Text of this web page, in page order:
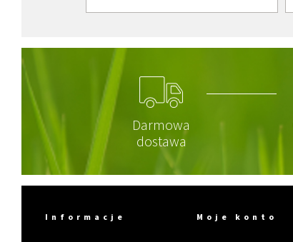
Darmowa
dostawa
Informacje Moje konto